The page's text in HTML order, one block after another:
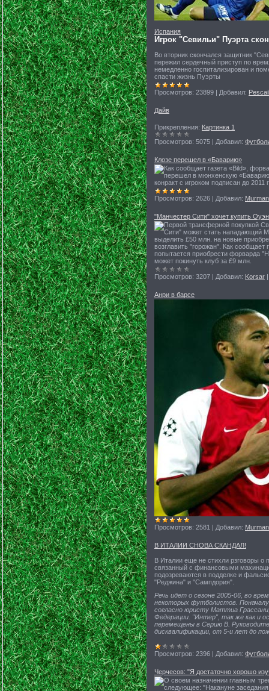
Испания
Игрок "Севильи" Пуэрта
Во вторник скончался защитник
пережил сердечный приступ по
немедленно госпитализирован и
спасти жизнь Пуэрты
Просмотров: 23899 | Добавил:
Дайв
Прикрепления: Картинка 1
Просмотров: 5075 | Добавил:
Клозе перешел в «Баварию»
Как сообщает газета «Bild»,
перешел в мюнхенскую
конракт с игроком подписан до 2011
Просмотров: 2626 | Добавил:
"Манчестер Сити" хочет купить
Первой трансферной покупкой
Сити" может стать нападающий
выделить £50 млн. на новые
возглавить "горожан". Как
попытается приобрести форварда
может покинуть клуб за £9 млн.
Просмотров: 3207 | Добавил: Korsar
Анри в барсе
Просмотров: 2581 | Добавил:
В ИТАЛИИ СНОВА СКАНДАЛ!
В Италии еще не стихли рзговоры о
связанный с финансовыми
подозреваются в подделке и
"Реджина" и "Сампдория".
Речь идет о сезоне 2005-06, во
некоторых футболистов.
согласно юристу Маттиа
Федерации. "Интер", так же как и
перемещены в Серию В.
дисквалификации, от 5-и лет до
Просмотров: 2396 | Добавил:
Черчесов: "Я достаточно хорошо
О своем назначении главным
следующее: "Накануне